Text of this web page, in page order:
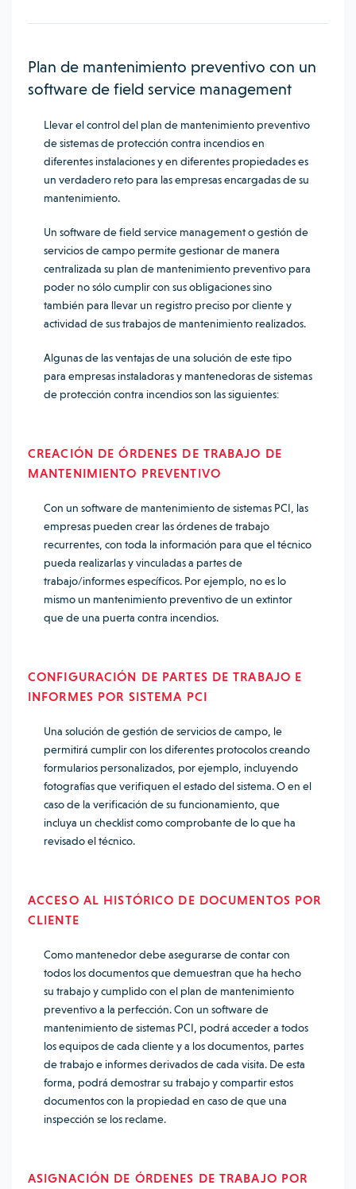
Plan de mantenimiento preventivo con un
software de field service management
Llevar el control del plan de mantenimiento preventivo
de sistemas de protección contra incendios en
diferentes instalaciones y en diferentes propiedades es
un verdadero reto para las empresas encargadas de su
mantenimiento.
Un software de field service management o gestión de
servicios de campo permite gestionar de manera
centralizada su plan de mantenimiento preventivo para
poder no sólo cumplir con sus obligaciones sino
también para llevar un registro preciso por cliente y
actividad de sus trabajos de mantenimiento realizados.
Algunas de las ventajas de una solución de este tipo
para empresas instaladoras y mantenedoras de sistemas
de protección contra incendios son las siguientes:
CREACIÓN DE ÓRDENES DE TRABAJO DE
MANTENIMIENTO PREVENTIVO
Con un software de mantenimiento de sistemas PCI, las
empresas pueden crear las órdenes de trabajo
recurrentes, con toda la información para que el técnico
pueda realizarlas y vinculadas a partes de
trabajo/informes específicos. Por ejemplo, no es lo
mismo un mantenimiento preventivo de un extintor
que de una puerta contra incendios.
CONFIGURACIÓN DE PARTES DE TRABAJO E
INFORMES POR SISTEMA PCI
Una solución de gestión de servicios de campo, le
permitirá cumplir con los diferentes protocolos creando
formularios personalizados, por ejemplo, incluyendo
fotografías que verifiquen el estado del sistema. O en el
caso de la verificación de su funcionamiento, que
incluya un checklist como comprobante de lo que ha
revisado el técnico.
ACCESO AL HISTÓRICO DE DOCUMENTOS POR
CLIENTE
Como mantenedor debe asegurarse de contar con
todos los documentos que demuestran que ha hecho
su trabajo y cumplido con el plan de mantenimiento
preventivo a la perfección. Con un software de
mantenimiento de sistemas PCI, podrá acceder a todos
los equipos de cada cliente y a los documentos, partes
de trabajo e informes derivados de cada visita. De esta
forma, podrá demostrar su trabajo y compartir estos
documentos con la propiedad en caso de que una
inspección se los reclame.
ASIGNACIÓN DE ÓRDENES DE TRABAJO POR